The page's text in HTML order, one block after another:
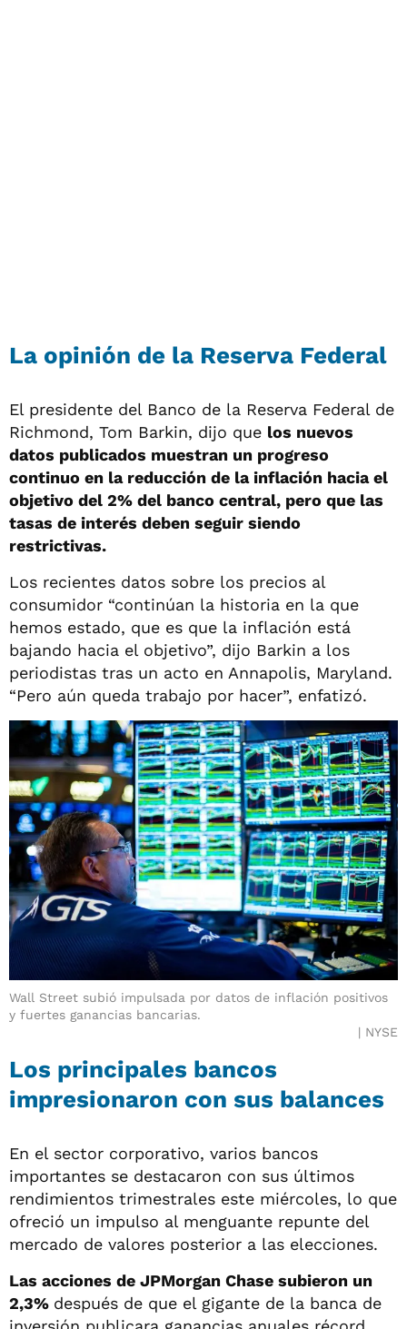
La opinión de la Reserva Federal
El presidente del Banco de la Reserva Federal de
Richmond, Tom Barkin, dijo que los nuevos
datos publicados muestran un progreso
continuo en la reducción de la inflación hacia el
objetivo del 2% del banco central, pero que las
tasas de interés deben seguir siendo
restrictivas.
Los recientes datos sobre los precios al
consumidor “continúan la historia en la que
hemos estado, que es que la inflación está
bajando hacia el objetivo”, dijo Barkin a los
periodistas tras un acto en Annapolis, Maryland.
“Pero aún queda trabajo por hacer”, enfatizó.
Wall Street subió impulsada por datos de inflación positivos
y fuertes ganancias bancarias.
NYSE
Los principales bancos
impresionaron con sus balances
En el sector corporativo, varios bancos
importantes se destacaron con sus últimos
rendimientos trimestrales este miércoles, lo que
ofreció un impulso al menguante repunte del
mercado de valores posterior a las elecciones.
Las acciones de JPMorgan Chase subieron un
2,3% después de que el gigante de la banca de